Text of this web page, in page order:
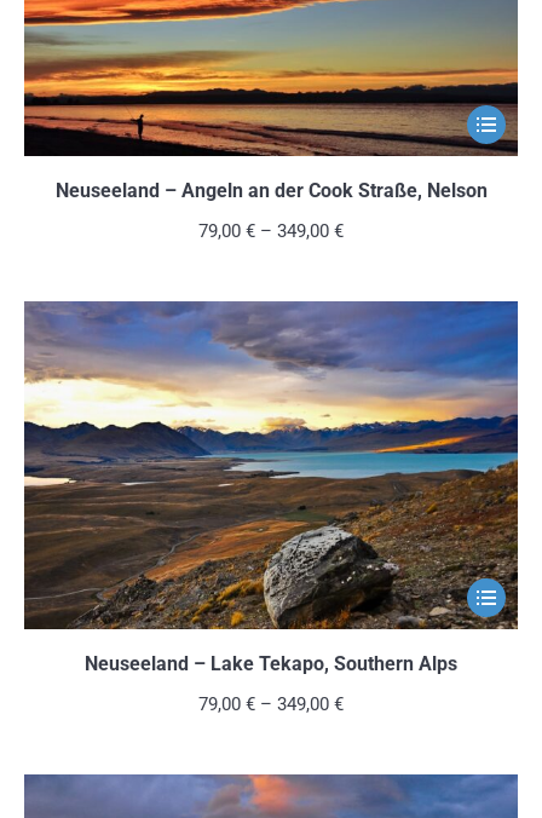
gewählt
werden
Dieses
Produkt
weist
Die
Optionen
können
auf
der
gewählt
werden
Neuseeland – Angeln an der Cook Straße, Nelson
79,00 € – 349,00 €
Dieses
Produkt
Die
Neuseeland – Lake Tekapo, Southern Alps
79,00 € – 349,00 €